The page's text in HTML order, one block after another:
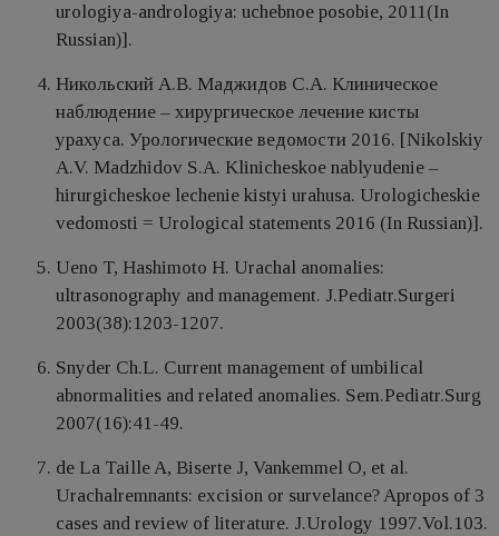
urologiya-andrologiya: uchebnoe posobie, 2011(In
Russian)].
Никольский А.В. Маджидов С.А. Клиническое
наблюдение – хирургическое лечение кисты
урахуса. Урологические ведомости 2016. [Nikolskiy
A.V. Madzhidov S.A. Klinicheskoe nablyudenie –
hirurgicheskoe lechenie kistyi urahusa. Urologicheskie
vedomosti = Urological statements 2016 (In Russian)].
Ueno T, Hashimoto H. Urachal anomalies:
ultrasonography and management. J.Pediatr.Surgeri
2003(38):1203-1207.
Snyder Ch.L. Current management of umbilical
abnormalities and related anomalies. Sem.Pediatr.Surg
2007(16):41-49.
de La Taille A, Biserte J, Vankemmel O, et al.
Urachalremnants: excision or survelance? Apropos of 3
cases and review of literature. J.Urology 1997.Vol.103.